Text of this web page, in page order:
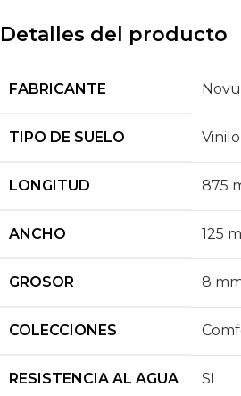
Detalles del producto
FABRICANTE
TIPO DE SUELO Vinilo
LONGITUD 875
ANCHO 125
GROSOR 8
COLECCIONES
RESISTENCIA AL AGUA SI